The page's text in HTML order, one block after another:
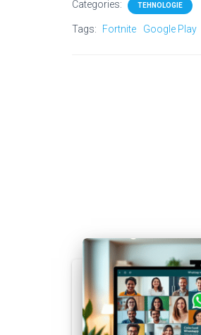
Categories: TEHNOLOGIE
Tags: Fortnite Google Play